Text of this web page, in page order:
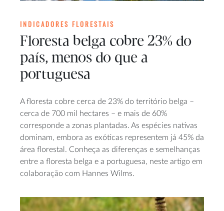
INDICADORES FLORESTAIS
Floresta belga cobre 23% do
país, menos do que a
portuguesa
A floresta cobre cerca de 23% do território belga –
cerca de 700 mil hectares – e mais de 60%
corresponde a zonas plantadas. As espécies nativas
dominam, embora as exóticas representem já 45% da
área florestal. Conheça as diferenças e semelhanças
entre a floresta belga e a portuguesa, neste artigo em
colaboração com Hannes Wilms.